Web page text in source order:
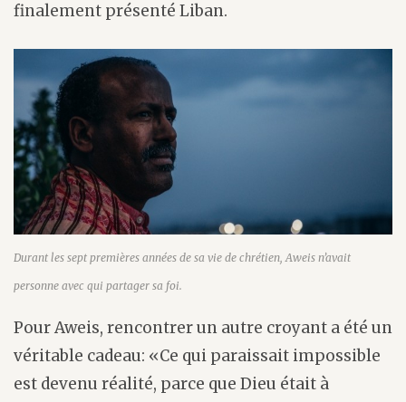
finalement présenté Liban.
Durant les sept premières années de sa vie de chrétien, Aweis n’avait
personne avec qui partager sa foi.
Pour Aweis, rencontrer un autre croyant a été un
véritable cadeau: «Ce qui paraissait impossible
est devenu réalité, parce que Dieu était à